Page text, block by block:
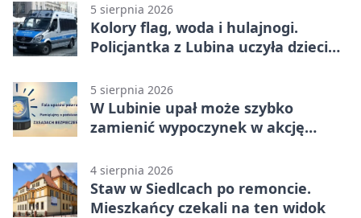
5 sierpnia 2026
Kolory flag, woda i hulajnogi.
Policjantka z Lubina uczyła dzieci
5 sierpnia 2026
W Lubinie upał może szybko
zamienić wypoczynek w akcję
4 sierpnia 2026
Staw w Siedlcach po remoncie.
Mieszkańcy czekali na ten widok